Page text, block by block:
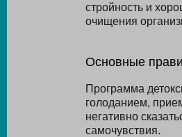
стройность и
очищения
Основные
Программа
голоданием,
негативно
самочувствия.